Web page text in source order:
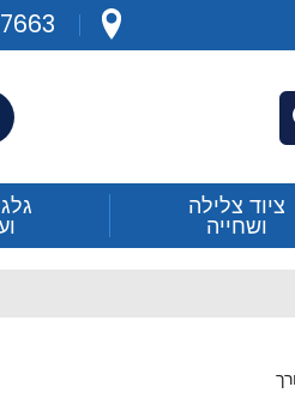
ציוד צלילה
ושחייה